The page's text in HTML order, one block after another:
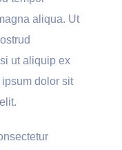
aliqua. Ut
ut aliquip ex
dolor sit